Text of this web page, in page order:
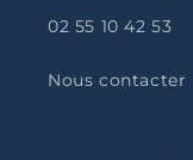
02 55 10 42 53
Nous contacter